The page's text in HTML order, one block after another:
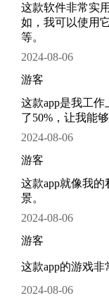
这款软件非常实
如，我可以使用
等。
2024-08-06
游客
这款app是我工
了50%，让我能
2024-08-06
游客
这款app就像我
景。
2024-08-06
游客
这款app的游戏非
2024-08-06